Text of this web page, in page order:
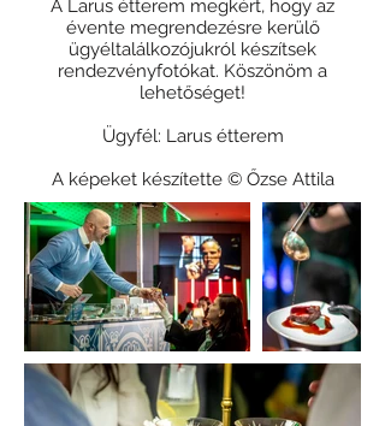
A Larus étterem megkért, hogy az
évente megrendezésre kerülő
ügyéltalálkozójukról készítsek
rendezvényfotókat. Köszönöm a
lehetőséget!
Ügyfél: Larus étterem
A képeket készítette © Őzse Attila